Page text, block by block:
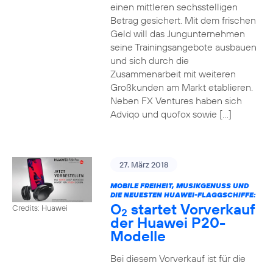
einen mittleren sechsstelligen
Betrag gesichert. Mit dem frischen
Geld will das Jungunternehmen
seine Trainingsangebote ausbauen
und sich durch die
Zusammenarbeit mit weiteren
Großkunden am Markt etablieren.
Neben FX Ventures haben sich
Adviqo und quofox sowie […]
Credits: Huawei
27. März 2018
MOBILE FREIHEIT, MUSIKGENUSS UND
DIE NEUESTEN HUAWEI-FLAGGSCHIFFE:
O2 startet Vorverkauf
der Huawei P20-
Modelle
Bei diesem Vorverkauf ist für die